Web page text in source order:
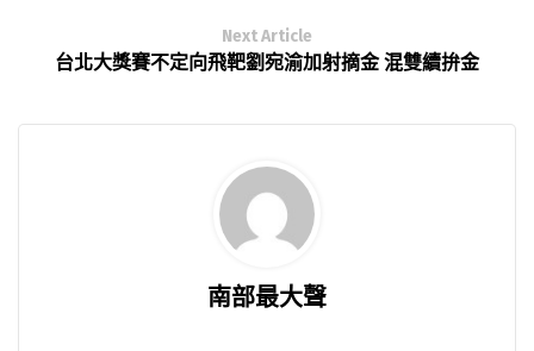
Next Article
台北大獎賽不定向飛靶劉宛渝加射摘金 混雙續拚金
南部最大聲